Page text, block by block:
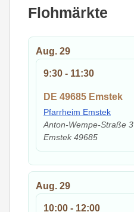
Flohmärkte
Aug. 29
9:30 - 11:30
DE 49685 Emstek
Pfarrheim Emstek
Anton-Wempe-Straße 3
Emstek49685
Aug. 29
10:00 - 12:00